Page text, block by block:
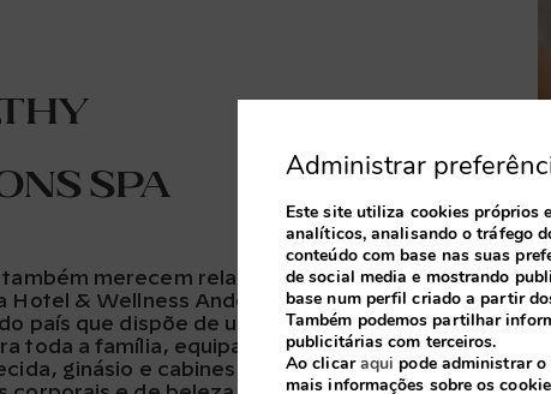
Spa
também merecem relaxar. O
Hotel & Wellness Andorra é o
país que dispõe de um spa
toda a família, equipado com
ginásio e cabines para
Administrar
Este site utiliza cookies próprios
analíticos, analisando o tráfego
conteúdo com base nas suas
de social media e mostrando
base num perfil criado a partir
Também podemos partilhar
publicitárias com terceiros.
Ao clicaraqui pode administrar o
mais informações sobre os